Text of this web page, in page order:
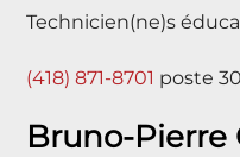
Technicien(ne)s
(418) 871-8701 poste
Bruno-Pierre